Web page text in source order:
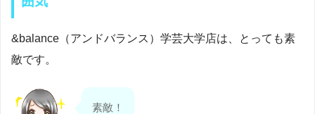
&balance（アンドバランス）学芸大学店は、とっても素
敵です。
素敵！